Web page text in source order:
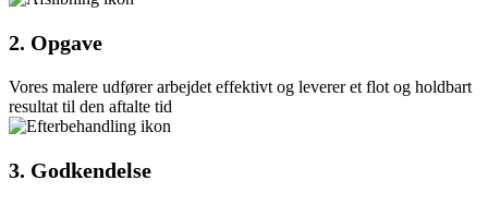
2. Opgave
Vores malere udfører arbejdet effektivt og leverer et flot og holdbart
resultat til den aftalte tid
3. Godkendelse